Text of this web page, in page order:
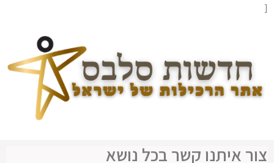
[
צור איתנו קשר בכל נושא